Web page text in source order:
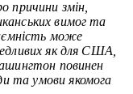
причини змін,
вимог та
може
як для США,
повинен
та умови якомога